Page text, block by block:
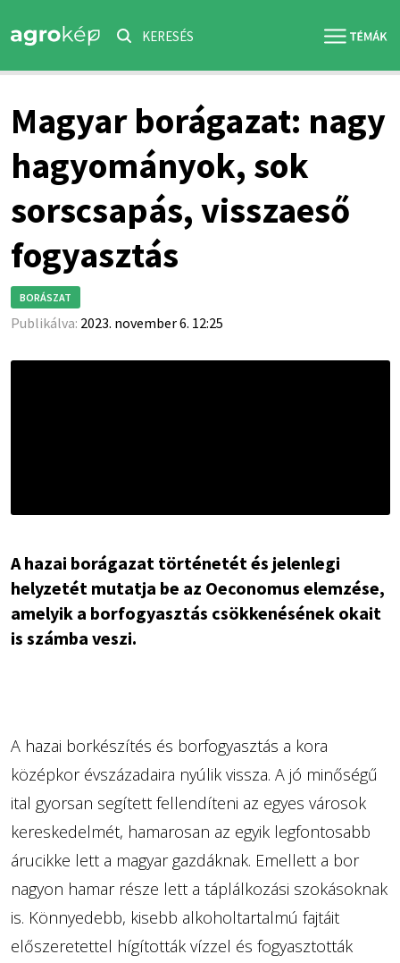
KERESÉS
Magyar borágazat: nagy
hagyományok, sok
sorscsapás, visszaeső
fogyasztás
BORÁSZAT
Publikálva: 2023. november 6. 12:25
A hazai borágazat történetét és jelenlegi
helyzetét mutatja be az Oeconomus elemzése,
amelyik a borfogyasztás csökkenésének okait
is számba veszi.
A hazai borkészítés és borfogyasztás a kora
középkor évszázadaira nyúlik vissza. A jó minőségű
ital gyorsan segített fellendíteni az egyes városok
kereskedelmét, hamarosan az egyik legfontosabb
árucikke lett a magyar gazdáknak. Emellett a bor
nagyon hamar része lett a táplálkozási szokásoknak
is. Könnyedebb, kisebb alkoholtartalmú fajtáit
előszeretettel hígították vízzel és fogyasztották